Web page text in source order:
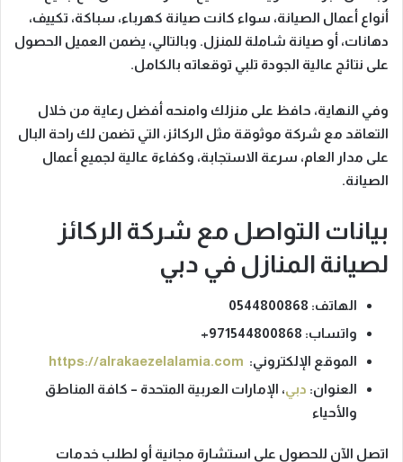
أنواع أعمال الصيانة، سواء كانت صيانة كهرباء، سباكة، تكييف،
دهانات، أو صيانة شاملة للمنزل. وبالتالي، يضمن العميل الحصول
على نتائج عالية الجودة تلبي توقعاته بالكامل.
وفي النهاية، حافظ على منزلك وامنحه أفضل رعاية من خلال
التعاقد مع شركة موثوقة مثل الركائز، التي تضمن لك راحة البال
على مدار العام، سرعة الاستجابة، وكفاءة عالية لجميع أعمال
الصيانة.
بيانات التواصل مع شركة الركائز
لصيانة المنازل في دبي
الهاتف:
واتساب:
الموقع الإلكتروني:
العنوان: دبي، الإمارات العربية المتحدة – كافة المناطق
والأحياء
اتصل الآن للحصول على استشارة مجانية أو لطلب خدمات